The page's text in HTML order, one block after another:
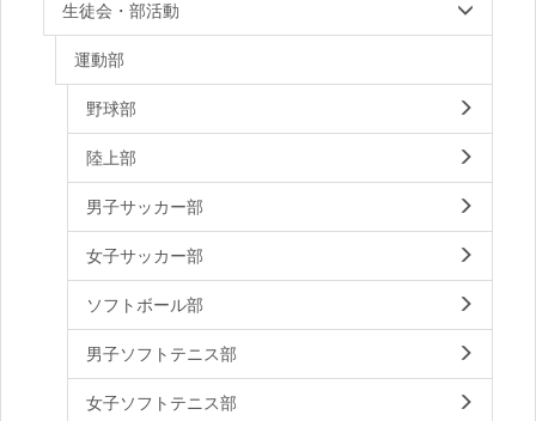
生徒会・部活動
運動部
野球部
陸上部
男子サッカー部
女子サッカー部
ソフトボール部
男子ソフトテニス部
女子ソフトテニス部